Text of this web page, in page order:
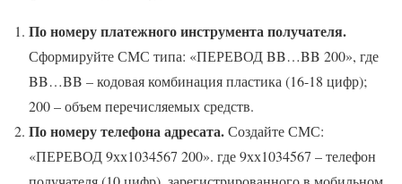
По номеру платежного инструмента получателя.
Сформируйте СМС типа: «ПЕРЕВОД BB…BB 200», где
BB…BB – кодовая комбинация пластика (16-18 цифр);
200 – объем перечисляемых средств.
По номеру телефона адресата.Создайте СМС:
«ПЕРЕВОД 9хх1034567 200». где 9хх1034567 – телефон